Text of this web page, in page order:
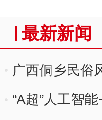
最新新闻
广西侗乡民俗
“A超”人工智